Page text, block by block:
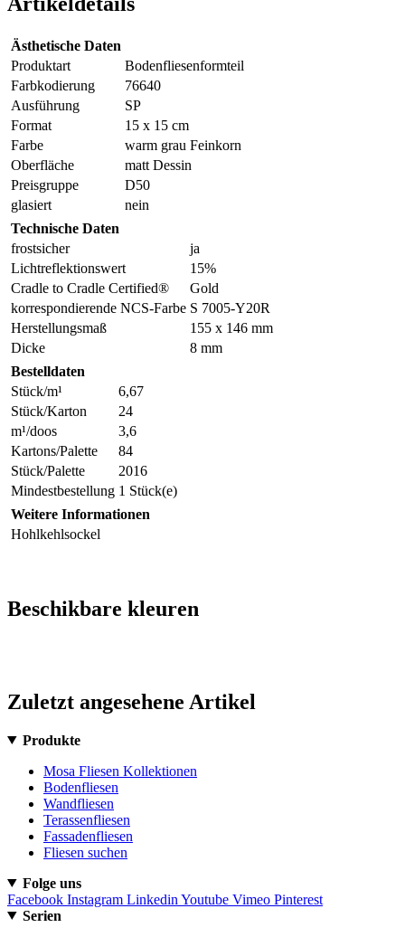
Ästhetische Daten
Produktart
Bodenfliesenformteil
Farbkodierung
76640
Ausführung
SP
Format
15 x 15 cm
Farbe
warm grau Feinkorn
Oberfläche
matt Dessin
Preisgruppe
D50
glasiert
nein
Technische Daten
frostsicher
ja
Lichtreflektionswert
15%
Cradle to Cradle Certified®
Gold
korrespondierende NCS-Farbe S 7005-Y20R
Herstellungsmaß
155 x 146 mm
Dicke
8 mm
Bestelldaten
Stück/m¹
6,67
Stück/Karton
24
m¹/doos
3,6
Kartons/Palette
84
Stück/Palette
2016
Mindestbestellung 1 Stück(e)
Weitere Informationen
Hohlkehlsockel
Beschikbare kleuren
Zuletzt angesehene Artikel
Produkte
Mosa Fliesen Kollektionen
Bodenfliesen
Wandfliesen
Terassenfliesen
Fassadenfliesen
Fliesen suchen
Folge uns
Facebook Instagram Linkedin Youtube Vimeo Pinterest
Serien